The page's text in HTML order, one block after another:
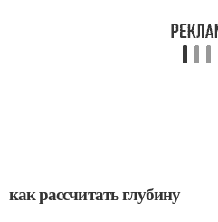
как рассчитать глубину